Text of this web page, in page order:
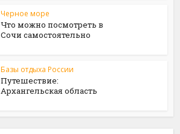
Черное море
Что можно посмотреть в
Сочи самостоятельно
Базы отдыха России
Путешествие:
Архангельская область